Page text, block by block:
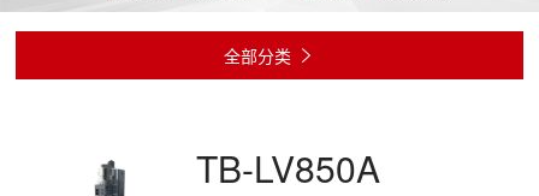
全部分类 
TB-LV850A